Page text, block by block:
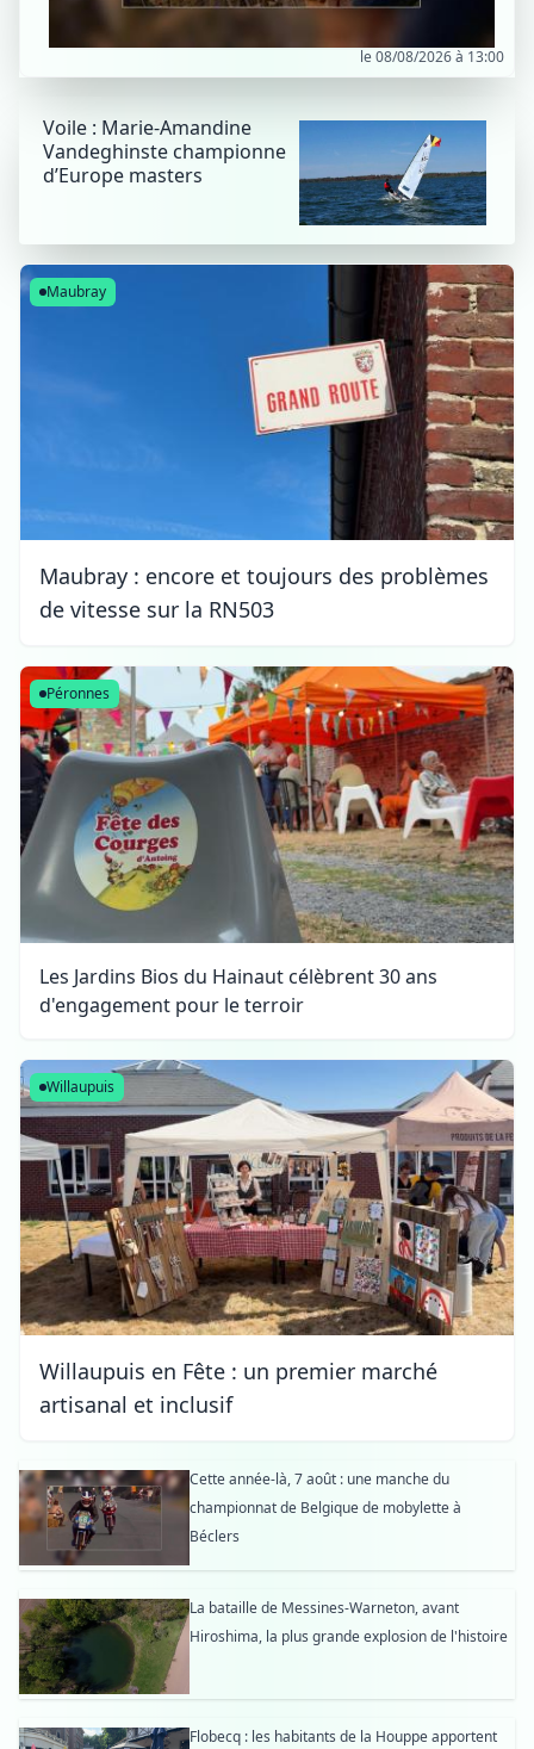
le 08/08/2026 à 13:00
Voile : Marie-Amandine
Vandeghinste championne
d’Europe masters
Maubray
Maubray : encore et toujours des problèmes
de vitesse sur la RN503
Péronnes
Les Jardins Bios du Hainaut célèbrent 30 ans
d'engagement pour le terroir
Willaupuis
Willaupuis en Fête : un premier marché
artisanal et inclusif
Cette année-là, 7 août : une manche du
championnat de Belgique de mobylette à
Béclers
La bataille de Messines-Warneton, avant
Hiroshima, la plus grande explosion de l'histoire
Flobecq : les habitants de la Houppe apportent